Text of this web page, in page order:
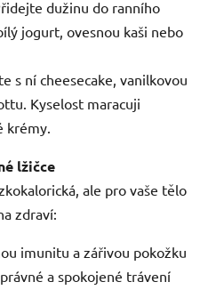
dužinu do ranního
jogurt, ovesnou kaši nebo
s ní cheesecake, vanilkovou
Kyselost maracuji
krémy.
lžičce
ale pro vaše tělo
zdraví:
imunitu a zářivou pokožku
a spokojené trávení